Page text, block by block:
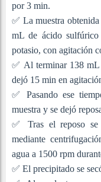
por 3 min.
✅ La muestra
mL de ácido sulfúrico
potasio, con agitación
✅ Al terminar 138 mL
dejó 15 min en
✅Pasando ese
muestra y se dejó
✅Tras el reposo
mediante
agua a 1500 rpm
✅ El precipitado se